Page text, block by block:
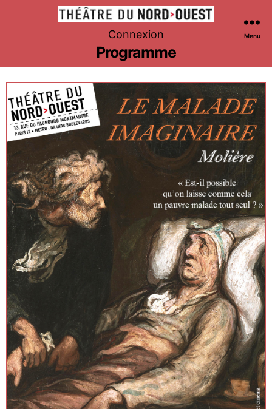
Théâtre
du
Nord-
Ouest
Connexion Menu
Programme